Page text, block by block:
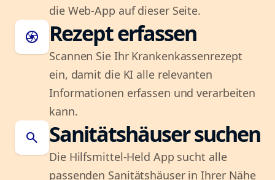
die Web-App auf dieser Seite.
camera Rezept erfassen
Scannen Sie Ihr Krankenkassenrezept
ein, damit die KI alle relevanten
Informationen erfassen und verarbeiten
kann.
search Sanitätshäuser suchen
Die Hilfsmittel-Held App sucht alle
passenden Sanitätshäuser in Ihrer Nähe